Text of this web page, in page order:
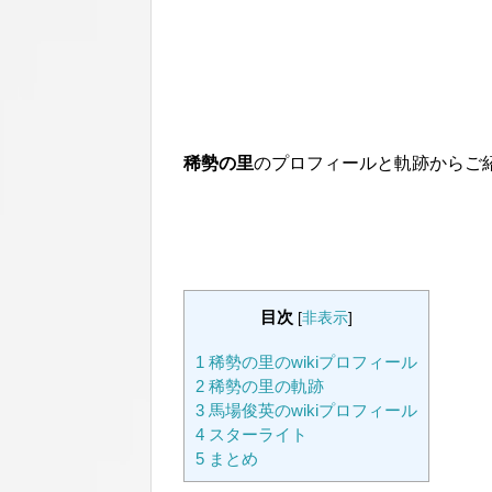
稀勢の里のプロフィールと軌跡からご
目次 [非表示]
1 稀勢の里のwikiプロフィール
2 稀勢の里の軌跡
3 馬場俊英のwikiプロフィール
4 スターライト
5 まとめ